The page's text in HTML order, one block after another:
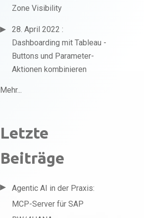
Zone Visibility
28. April 2022 :
Dashboarding mit Tableau -
Buttons und Parameter-
Aktionen kombinieren
Mehr...
Letzte
Beiträge
Agentic AI in der Praxis:
MCP-Server für SAP